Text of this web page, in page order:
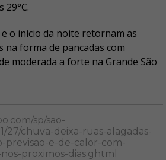
29°C.
o início da noite retornam as
na forma de pancadas com
moderada a forte na Grande São
sp/sao-
27/chuva-deixa-ruas-alagadas-
previsao-e-de-calor-com-
proximos-dias.ghtml